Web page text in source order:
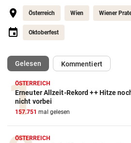
Österreich Wien Wiener
Oktoberfest
Gelesen(ausgewählt)Kommentiert
ÖSTERREICH
Erneuter Allzeit-Rekord ++ Hitze
nicht vorbei
157.751 mal gelesen
ÖSTERREICH